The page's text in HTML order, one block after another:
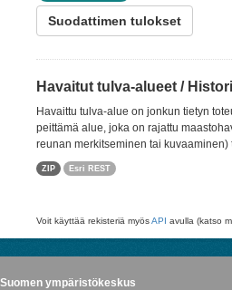
Suodattimen tulokset
Havaitut tulva-alueet /
Havaittu tulva-alue on jonkun tietyn
peittämä alue, joka on rajattu
reunan merkitseminen tai kuvaaminen)
ZIP Esri REST
Voit käyttää rekisteriä myösAPI avulla (katso
Suomen ympäristökeskus